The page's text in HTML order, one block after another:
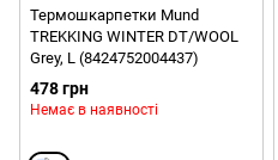
Термошкарпетки Mund
TREKKING WINTER DT/WOOL
Grey, L (8424752004437)
478 грн
Немає в наявності